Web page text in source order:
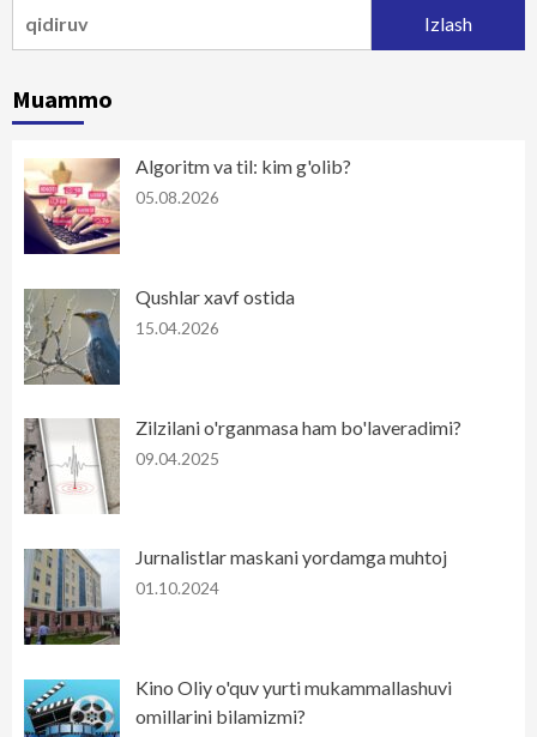
Muammo
Algoritm va til: kim g'olib?
05.08.2026
Qushlar xavf ostida
15.04.2026
Zilzilani o'rganmasa ham bo'laveradimi?
09.04.2025
Jurnalistlar maskani yordamga muhtoj
01.10.2024
Kino Oliy o'quv yurti mukammallashuvi
omillarini bilamizmi?